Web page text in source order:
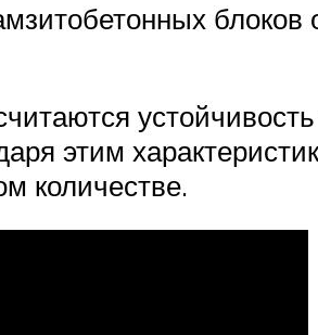
этим
количестве.